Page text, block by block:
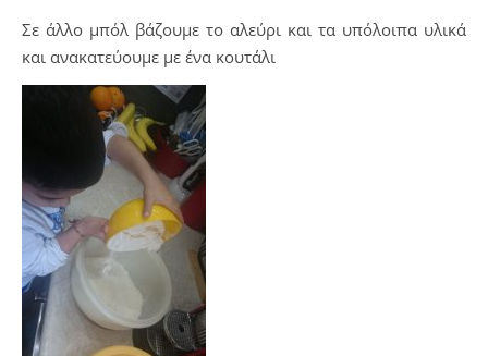
Σε άλλο μπόλ βάζουμε το αλεύρι και τα υπόλοιπα υλικά
και ανακατεύουμε με ένα κουτάλι